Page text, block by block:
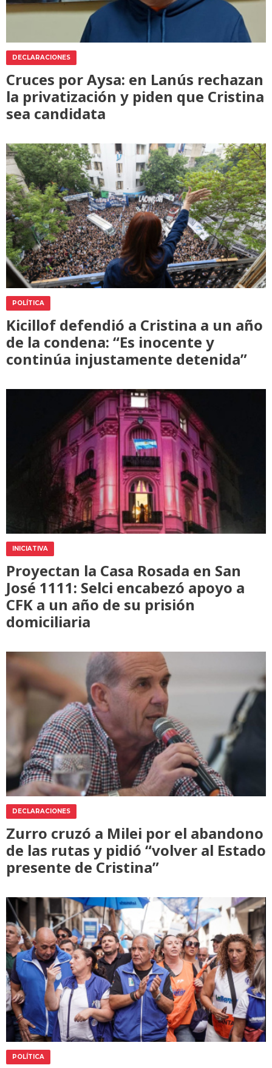
DECLARACIONES
Cruces por Aysa: en Lanús rechazan
la privatización y piden que Cristina
sea candidata
POLÍTICA
Kicillof defendió a Cristina a un año
de la condena: “Es inocente y
continúa injustamente detenida”
INICIATIVA
Proyectan la Casa Rosada en San
José 1111: Selci encabezó apoyo a
CFK a un año de su prisión
domiciliaria
DECLARACIONES
Zurro cruzó a Milei por el abandono
de las rutas y pidió “volver al Estado
presente de Cristina”
POLÍTICA